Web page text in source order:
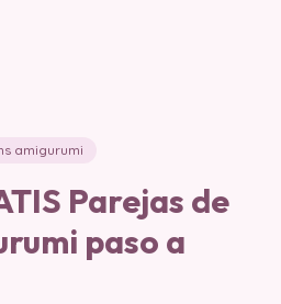
amigurumi
Parejas de
paso a